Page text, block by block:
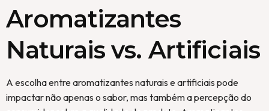
Aromatizantes
Naturais vs. Artificiais
A escolha entre aromatizantes naturais e artificiais pode
impactar não apenas o sabor, mas também a percepção do